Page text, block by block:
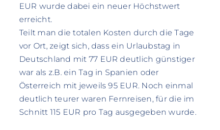
EUR wurde dabei ein neuer Höchstwert
erreicht.
Teilt man die totalen Kosten durch die Tage
vor Ort, zeigt sich, dass ein Urlaubstag in
Deutschland mit 77 EUR deutlich günstiger
war als z.B. ein Tag in Spanien oder
Österreich mit jeweils 95 EUR. Noch einmal
deutlich teurer waren Fernreisen, für die im
Schnitt 115 EUR pro Tag ausgegeben wurde.